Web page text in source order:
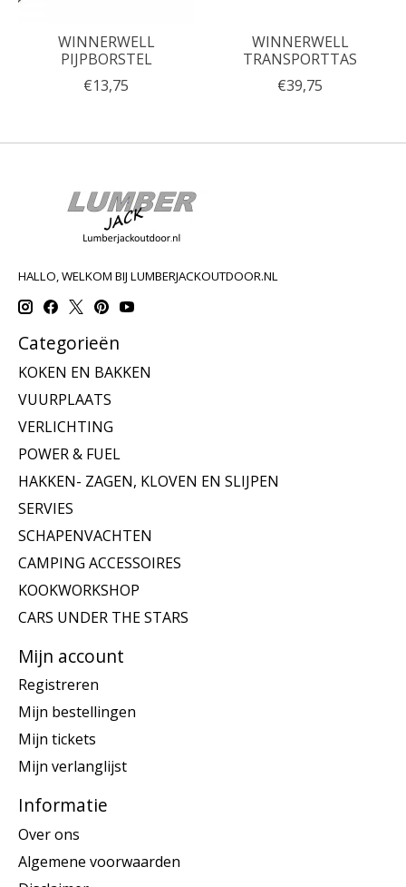
WINNERWELL
PIJPBORSTEL
€13,75
WINNERWELL
TRANSPORTTAS
€39,75
HALLO, WELKOM BIJ LUMBERJACKOUTDOOR.NL
Categorieën
KOKEN EN BAKKEN
VUURPLAATS
VERLICHTING
POWER & FUEL
HAKKEN- ZAGEN, KLOVEN EN SLIJPEN
SERVIES
SCHAPENVACHTEN
CAMPING ACCESSOIRES
KOOKWORKSHOP
CARS UNDER THE STARS
Mijn account
Registreren
Mijn bestellingen
Mijn tickets
Mijn verlanglijst
Informatie
Over ons
Algemene voorwaarden